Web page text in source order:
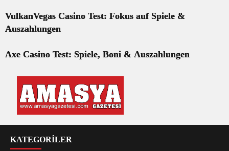
VulkanVegas Casino Test: Fokus auf Spiele &
Auszahlungen
Axe Casino Test: Spiele, Boni & Auszahlungen
KATEGORİLER